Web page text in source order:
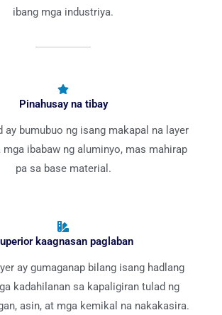
ibang mga industriya.
Pinahusay na tibay
ay bumubuo ng isang makapal na layer
ibabaw ng aluminyo, mas mahirap
pa sa base material.
kaagnasan paglaban
ay gumaganap bilang isang hadlang
kadahilanan sa kapaligiran tulad ng
asin, at mga kemikal na nakakasira.